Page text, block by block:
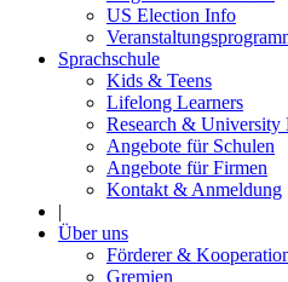
US Election Info
Sprachschule
Kids & Teens
Lifelong Learners
Research & University
Angebote für Schulen
Angebote für Firmen
Kontakt & Anmeldung
|
Über uns
Förderer &
Gremien